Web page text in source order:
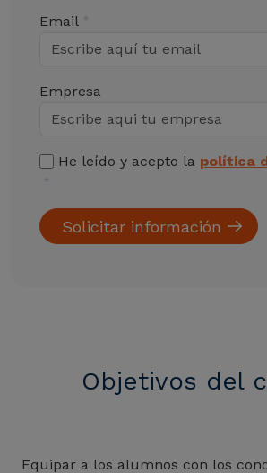
Email
Empresa
He leído y acepto la política
Objetivos del
Equipar a los alumnos con los